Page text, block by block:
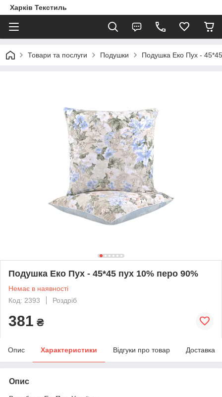
Харків Текстиль
Товари та послуги Подушки Подушка Еко Пух -
Подушка Еко Пух - 45*45 пух 10% перо 90%
Немає в наявності
Код: 2393
Роздріб
381 ₴
Опис Характеристики Відгуки про товар Доставка
Опис